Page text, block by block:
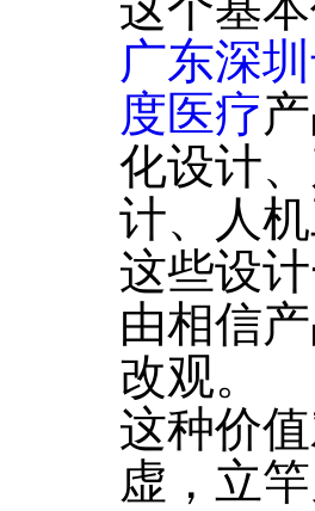
广东深
度医疗
化设计
计、人
这些设
由相信
改观。
这种价
虚，立竿